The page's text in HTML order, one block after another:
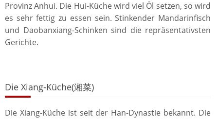
Provinz Anhui. Die Hui-Küche wird viel Öl setzen, so wird
es sehr fettig zu essen sein. Stinkender Mandarinfisch
und Daobanxiang-Schinken sind die repräsentativsten
Gerichte.
Die Xiang-Küche(湘菜)
Die Xiang-Küche ist seit der Han-Dynastie bekannt. Die